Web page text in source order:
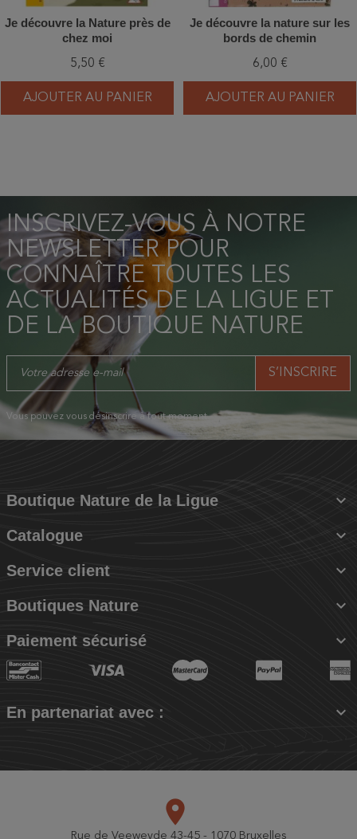
Je découvre la Nature près de
chez moi
5,50 €
AJOUTER AU PANIER
Je découvre la nature sur les
bords de chemin
6,00 €
AJOUTER AU PANIER
INSCRIVEZ-VOUS À NOTRE
NEWSLETTER POUR
CONNAÎTRE TOUTES LES
ACTUALITÉS DE LA LIGUE ET
DE LA BOUTIQUE NATURE
Vous pouvez vous désinscrire à tout moment.
Boutique Nature de la Ligue 
Catalogue 
Service client 
Boutiques Nature 
Paiement sécurisé 
En partenariat avec : 
place
Rue de Veeweyde 43-45 - 1070 Bruxelles